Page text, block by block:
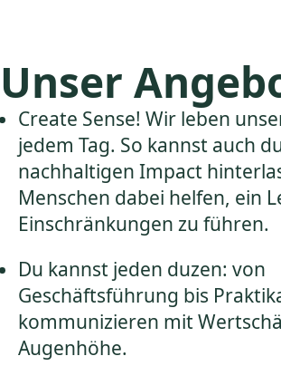
Unser
Create Sense! Wir leben
jedem Tag. So kannst auch
nachhaltigen Impact
Menschen dabei helfen, ein
Einschränkungen zu führen.
Du kannst jeden duzen: von
Geschäftsführung bis
kommunizieren mit
Augenhöhe.